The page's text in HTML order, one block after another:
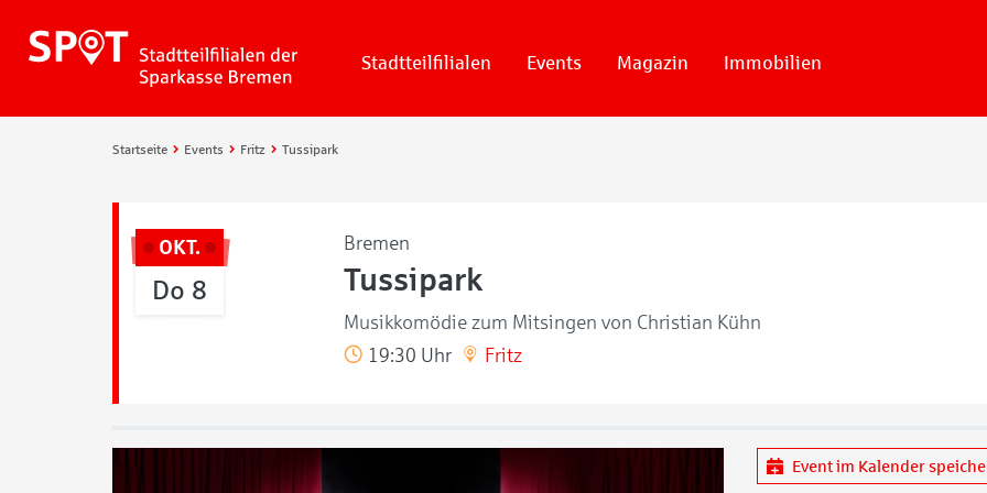
Stadtteilfilialen Events Magazin Immobilien
Startseite Events Fritz Tussipark
OKT.
Do 8
Bremen
Tussipark
Musikkomödie zum Mitsingen von Christian Kühn
19:30 Uhr
Fritz
Event im Kalender